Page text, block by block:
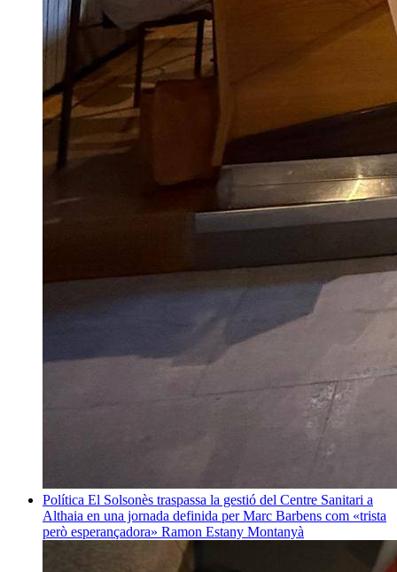
Política El Solsonès traspassa la gestió del Centre Sanitari a
Althaia en una jornada definida per Marc Barbens com «trista
però esperançadora» Ramon Estany Montanyà